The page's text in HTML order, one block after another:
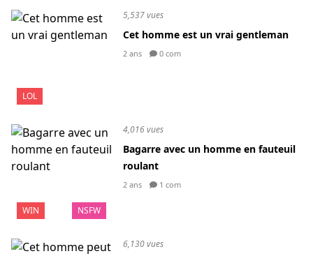
LOL
5,537 vues
Cet homme est un vrai gentleman
2 ans 0 com
WIN NSFW
4,016 vues
Bagarre avec un homme en fauteuil
roulant
2 ans 1 com
6,130 vues